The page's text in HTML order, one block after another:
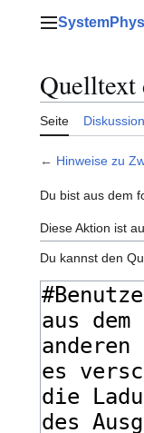
Hauptmenü
Quelltext
Seite Diskussion
← Hinweise zu
Du bist aus dem
Diese Aktion ist
Du kannst den